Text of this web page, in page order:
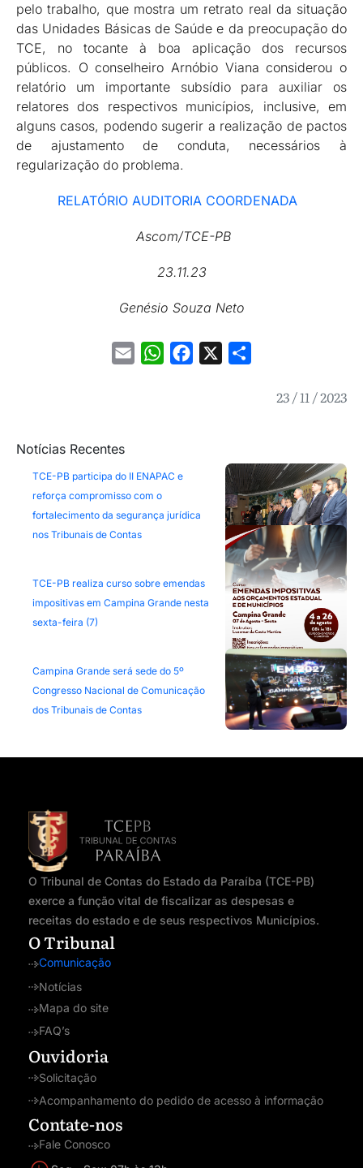
pelo trabalho, que mostra um retrato real da situação
das Unidades Básicas de Saúde e da preocupação do
TCE, no tocante à boa aplicação dos recursos
públicos. O conselheiro Arnóbio Viana considerou o
relatório um importante subsídio para auxiliar os
relatores dos respectivos municípios, inclusive, em
alguns casos, podendo sugerir a realização de pactos
de ajustamento de conduta, necessários à
regularização do problema.
RELATÓRIO AUDITORIA COORDENADA
Ascom/TCE-PB
23.11.23
Genésio Souza Neto
Email WhatsAppFacebook
23 / 11 / 2023
Notícias Recentes
TCE-PB participa do II ENAPAC e
reforça compromisso com o
fortalecimento da segurança jurídica
nos Tribunais de Contas
TCE-PB realiza curso sobre emendas
impositivas em Campina Grande nesta
sexta-feira (7)
Campina Grande será sede do 5º
Congresso Nacional de Comunicação
dos Tribunais de Contas
O Tribunal de Contas do Estado da Paraíba (TCE-PB)
exerce a função vital de fiscalizar as despesas e
receitas do estado e de seus respectivos Municípios.
O Tribunal
Comunicação
Notícias
Mapa do site
FAQ’s
Ouvidoria
Solicitação
Acompanhamento do pedido de acesso à informação
Contate-nos
Fale Conosco